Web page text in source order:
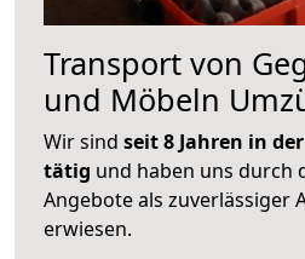
Transport von
und Möbeln
Wir sind seit 8 Jahren in
tätig und haben uns durch
Angebote als zuverlässiger
erwiesen.